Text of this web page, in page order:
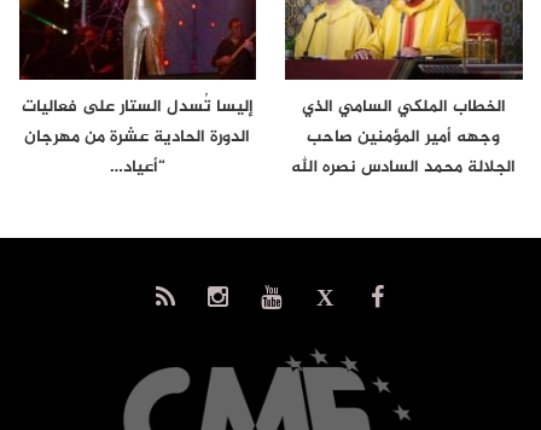
الخطاب الملكي السامي الذي
وجهه أمير المؤمنين صاحب
الجلالة محمد السادس نصره الله
إليسا تُسدل الستار على فعاليات
الدورة الحادية عشرة من مهرجان
“أعياد…